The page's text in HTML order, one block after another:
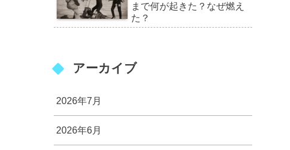
まで何が起きた？なぜ燃え
た？
アーカイブ
2026年7月
2026年6月